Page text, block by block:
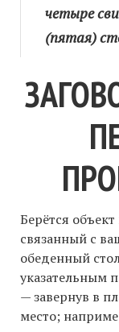
четыре
(пятая)
Берётся
связанный с
обеденный
указательным
— завернув в
место;